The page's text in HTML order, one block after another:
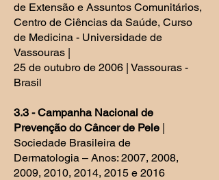
de Extensão e Assuntos Comunitários,
Centro de Ciências da Saúde, Curso
de Medicina - Universidade de
Vassouras |
25 de outubro de 2006 | Vassouras -
Brasil
3.3 - Campanha Nacional de
Prevenção do Câncer de Pele |
Sociedade Brasileira de
Dermatologia – Anos: 2007, 2008,
2009, 2010, 2014, 2015 e 2016